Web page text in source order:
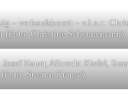
– verkaufsbereit – v.l.n.r.:
(Foto: Christine Scheunemann)
Hauer, Albrecht Kiefel,
Susann Krause)